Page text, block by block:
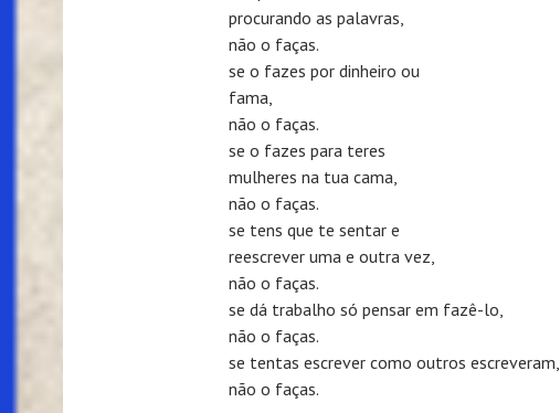
procurando as palavras,
não o faças.
se o fazes por dinheiro ou
fama,
não o faças.
se o fazes para teres
mulheres na tua cama,
não o faças.
se tens que te sentar e
reescrever uma e outra vez,
não o faças.
se dá trabalho só pensar em fazê-lo,
não o faças.
se tentas escrever como outros escreveram,
não o faças.